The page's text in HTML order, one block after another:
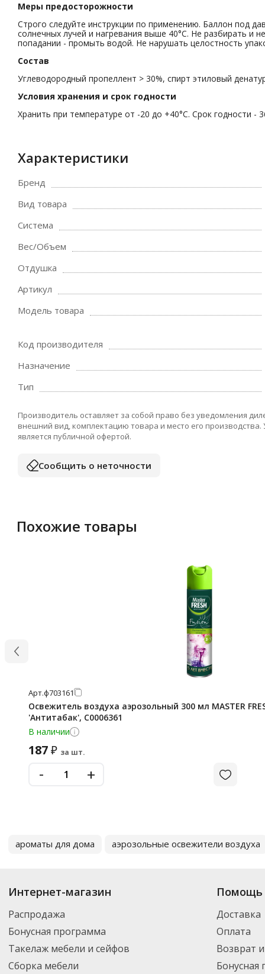
Меры предосторожности
Строго следуйте инструкции по применению. Баллон под
солнечных лучей и нагревания выше 40°C. Не разбирать и
попадании - промыть водой. Не нарушать целостность
Состав
Углеводородный пропеллент > 30%, спирт этиловый
Условия хранения и срок годности
Хранить при температуре от -20 до +40°C. Срок годности -
Характеристики
Бренд
Вид товара
Система
Вес/Объем
Отдушка
Артикул
Модель товара
Код производителя
Назначение
Тип
Производитель оставляет за собой право без уведомления
внешний вид, комплектацию товара и место его
является публичной офертой.
Сообщить о неточности
Похожие товары
Арт.ф703161
Освежитель воздуха аэрозольный 300 мл MASTER
'Антитабак', С0006361
В наличии
187₽ за шт.
- +
ароматы для дома аэрозольные освежители воздуха
Интернет-магазин
Распродажа
Бонусная программа
Такелаж мебели и сейфов
Сборка мебели
Помощь
Доставка
Оплата
Возврат
Бонусная